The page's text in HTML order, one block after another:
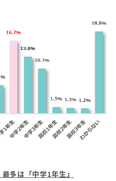
最多は 「中学1年生」